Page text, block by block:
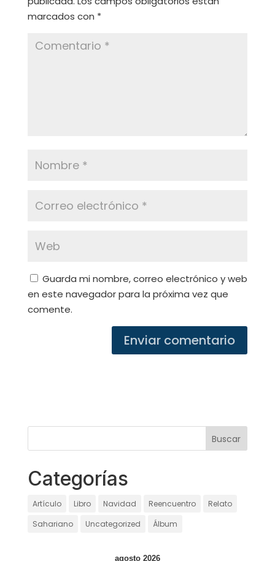
marcados con *
Guarda mi nombre, correo electrónico y web
en este navegador para la próxima vez que
comente.
Categorías
Artículo Libro Navidad Reencuentro
Relato
Sahariano
Uncategorized Álbum
agosto 2026